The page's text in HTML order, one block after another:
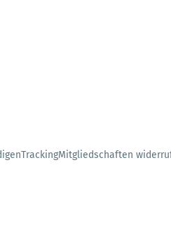
TrackingMitgliedschaften